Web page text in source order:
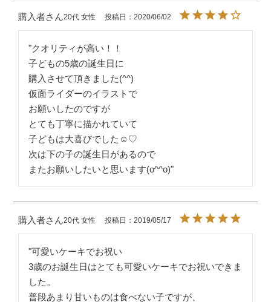
購入者 20代 女性 投稿日 2020/06/02
"クオリティが高い！！
子どもの5歳の誕生日に
購入させて頂きました(^^)
仮面ライダーのイラストで
お願いしたのですが
とても丁寧に描かれていて
子どもは大喜びでした☺♡
次は下の子の誕生日があるので
またお願いしたいと思います(o^^o)"
購入者 20代 女性 投稿日 2019/05/17
"可愛いケーキでお祝い
3歳のお誕生日はとても可愛いケーキでお祝いできま
した。
普段あまり甘いものは食べない子ですが、